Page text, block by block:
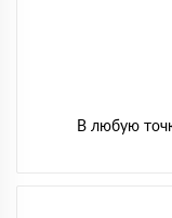
В любую